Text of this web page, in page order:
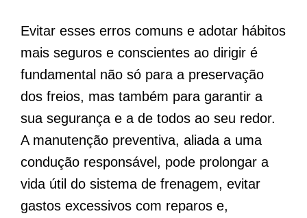
Evitar esses erros comuns e adotar hábitos
mais seguros e conscientes ao dirigir é
fundamental não só para a preservação
dos freios, mas também para garantir a
sua segurança e a de todos ao seu redor.
A manutenção preventiva, aliada a uma
condução responsável, pode prolongar a
vida útil do sistema de frenagem, evitar
gastos excessivos com reparos e,